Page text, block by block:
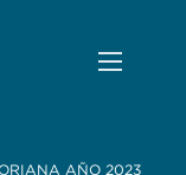
AÑO 2023